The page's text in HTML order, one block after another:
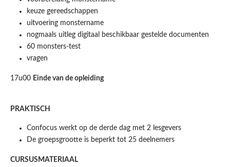
keuze gereedschappen
uitvoering monstername
nogmaals uitleg digitaal beschikbaar gestelde documenten
60 monsters-test
vragen
17u00 Einde van de opleiding
PRAKTISCH
Confocus werkt op de derde dag met 2 lesgevers
De groepsgrootte is beperkt tot 25 deelnemers
CURSUSMATERIAAL